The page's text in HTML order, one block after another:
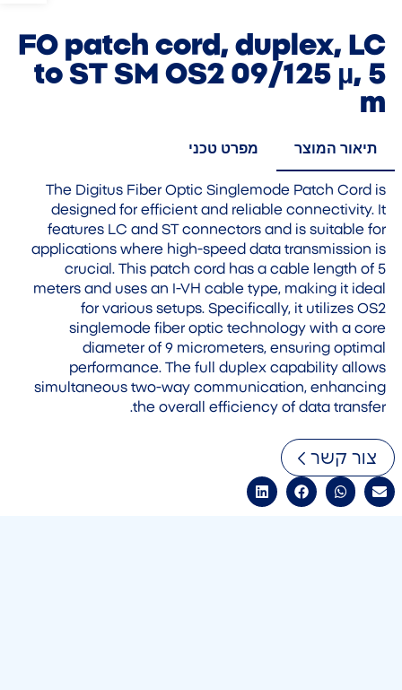
FO patch cord, duplex, LC
to ST SM OS2 09/125 µ, 5
m
תיאור המוצר מפרט טכני
The Digitus Fiber Optic Singlemode Patch Cord is
designed for efficient and reliable connectivity. It
features LC and ST connectors and is suitable for
applications where high-speed data transmission is
crucial. This patch cord has a cable length of 5
meters and uses an I-VH cable type, making it ideal
for various setups. Specifically, it utilizes OS2
singlemode fiber optic technology with a core
diameter of 9 micrometers, ensuring optimal
performance. The full duplex capability allows
simultaneous two-way communication, enhancing
the overall efficiency of data transfer.
צור קשר